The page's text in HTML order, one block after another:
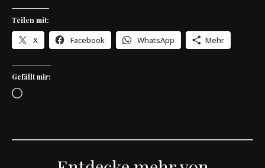
Teilen mit:
X Facebook WhatsApp Mehr
Gefällt mir:
Wird geladen …